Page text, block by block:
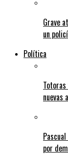
Grave
un
Política
nuevas
por